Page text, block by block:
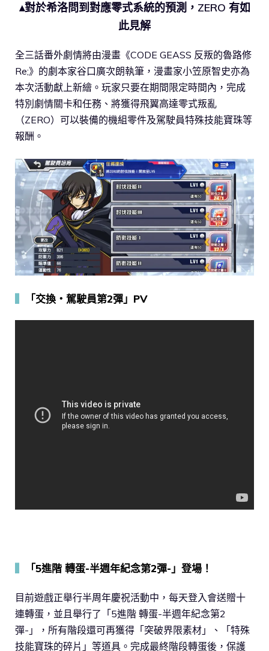
▴對於希洛問到對應零式系統的預測，ZERO 有如
此見解
全三話番外劇情將由漫畫《CODE GEASS 反叛的魯路修
Re;》的劇本家谷口廣次朗執筆，漫畫家小笠原智史亦為
本次活動獻上新繪。玩家只要在期間限定時間內，完成
特別劇情關卡和任務、將獲得飛翼高達零式叛亂
（ZERO）可以裝備的機組零件及駕駛員特殊技能寶珠等
報酬。
「交換・駕駛員第2彈」PV
「5進階 轉蛋-半週年紀念第2彈-」登場！
目前遊戲正舉行半周年慶祝活動中，每天登入會送贈十
連轉蛋，並且舉行了「5進階 轉蛋-半週年紀念第2
彈-」，所有階段還可再獲得「突破界限素材」、「特殊
技能寶珠的碎片」等道具。完成最終階段轉蛋後，保護